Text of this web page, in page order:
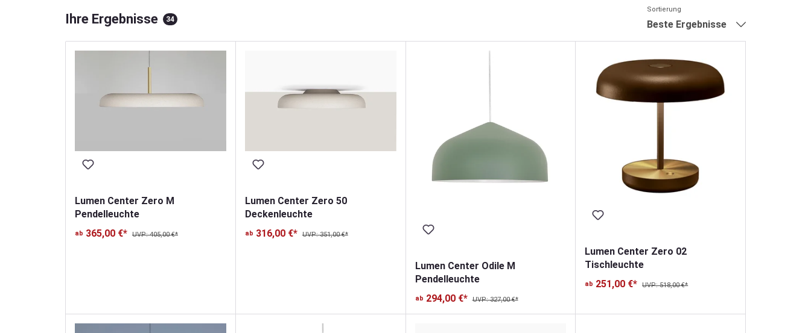
Ihre Ergebnisse 34
Sortierung
Beste Ergebnisse
Lumen Center Zero M
Pendelleuchte
ab 365,00 €* UVP: 405,00 €*
Lumen Center Zero 50
Deckenleuchte
ab 316,00 €* UVP: 351,00 €*
Lumen Center Odile M
Pendelleuchte
ab 294,00 €* UVP: 327,00 €*
Lumen Center Zero 02
Tischleuchte
ab 251,00 €* UVP: 518,00 €*